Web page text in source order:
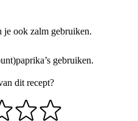
je ook zalm gebruiken.
gebruiken.
dit recept?